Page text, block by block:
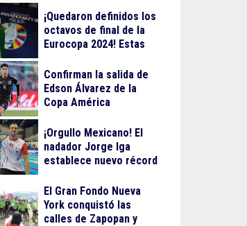
¡Quedaron definidos los
octavos de final de la
Eurocopa 2024! Estas
Confirman la salida de
Edson Álvarez de la
Copa América
¡Orgullo Mexicano! El
nadador Jorge Iga
establece nuevo récord
El Gran Fondo Nueva
York conquistó las
calles de Zapopan y